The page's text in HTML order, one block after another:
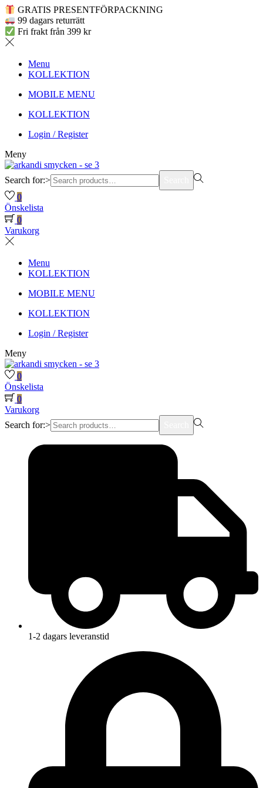
GRATIS PRESENTFÖRPACKNING
99 dagars returrätt
Fri frakt från 399 kr
Menu
KOLLEKTION
MOBILE MENU
KOLLEKTION
Login / Register
Meny
Search for:>
0
Önskelista
0
Varukorg
Menu
KOLLEKTION
MOBILE MENU
KOLLEKTION
Login / Register
Meny
0
Önskelista
0
Varukorg
Search for:>
1-2 dagars leveranstid